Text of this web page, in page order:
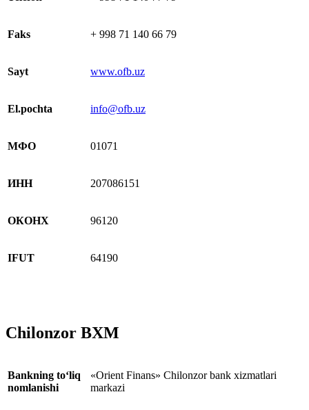
Faks + 998 71 140 66 79
Sayt www.ofb.uz
El.pochta info@ofb.uz
МФО 01071
ИНН 207086151
ОКОНХ 96120
IFUT 64190
Chilonzor BXM
Bankning to‘liq
nomlanishi
«Orient Finans» Chilonzor bank xizmatlari
markazi